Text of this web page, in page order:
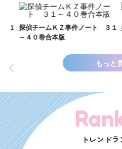
探偵チームＫＺ事件ノート ３１
～４０巻合本版
もっと
トレンド